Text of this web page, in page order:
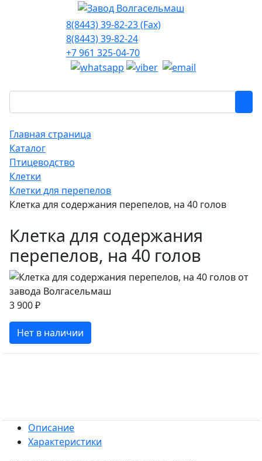
8(8443) 39-82-23 (Fax)
8(8443) 39-82-24
+7 961 325-04-70
Главная страница
Каталог
Птицеводство
Клетки
Клетки для перепелов
Клетка для содержания перепелов, на 40 голов
Клетка для содержания
перепелов, на 40 голов
3 900 ₽
Нет в наличии
Описание
Характеристики